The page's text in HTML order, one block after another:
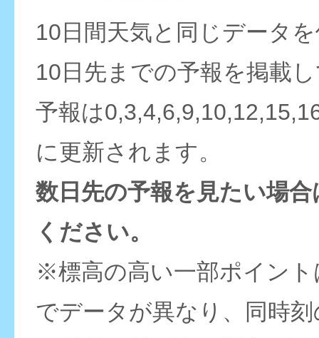
10日間天気と同じデータ
10日先までの予報を掲載
予報は
に更新されます。
数日先の予報を見たい場
ください。
※標高の高い一部ポイン
でデータが異なり、同時